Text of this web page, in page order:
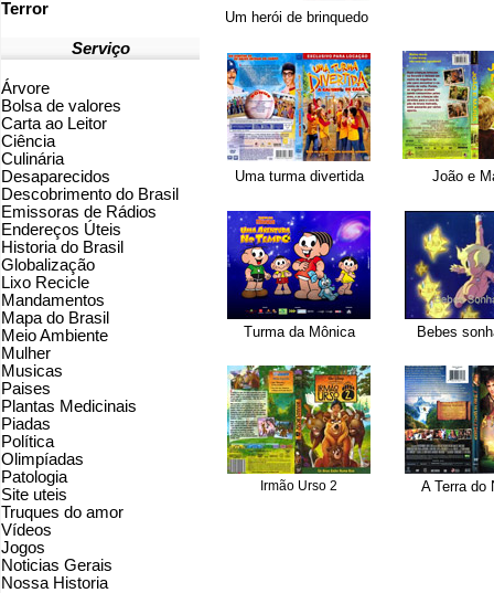
Terror
Serviço
Árvore
Bolsa de valores
Carta ao Leitor
Ciência
Culinária
Desaparecidos
Descobrimento do Brasil
Emissoras de Rádios
Endereços Úteis
Historia do Brasil
Globalização
Lixo Recicle
Mandamentos
Mapa do Brasil
Meio Ambiente
Mulher
Musicas
Paises
Plantas Medicinais
Piadas
Política
Olimpíadas
Patologia
Site uteis
Truques do amor
Vídeos
Jogos
Noticias Gerais
Nossa Historia
Um herói de brinquedo
Uma turma divertida João e
Turma da Mônica Bebes
Irmão Urso 2 A Terra do